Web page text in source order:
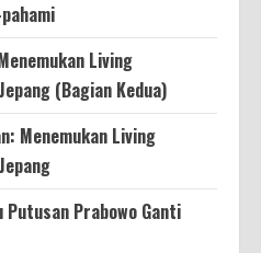
Living
(Bagian Kedua)
Menemukan Living
Prabowo Ganti